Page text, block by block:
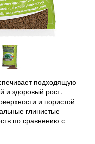
подходящую
и здоровый рост.
и пористой
глинистые
по сравнению с